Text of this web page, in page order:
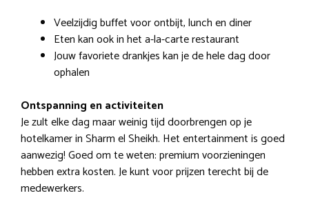
Veelzijdig buffet voor ontbijt, lunch en diner
Eten kan ook in het a-la-carte restaurant
Jouw favoriete drankjes kan je de hele dag door
ophalen
Ontspanning en activiteiten
Je zult elke dag maar weinig tijd doorbrengen op je
hotelkamer in Sharm el Sheikh. Het entertainment is goed
aanwezig! Goed om te weten: premium voorzieningen
hebben extra kosten. Je kunt voor prijzen terecht bij de
medewerkers.